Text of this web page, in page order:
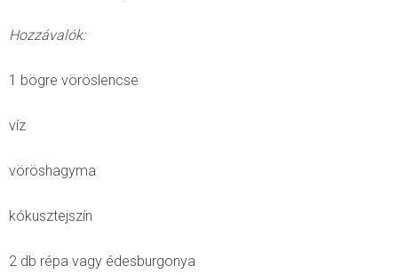
Hozzávalók:
1 bögre vöröslencse
víz
vöröshagyma
kókusztejszín
2 db répa vagy édesburgonya